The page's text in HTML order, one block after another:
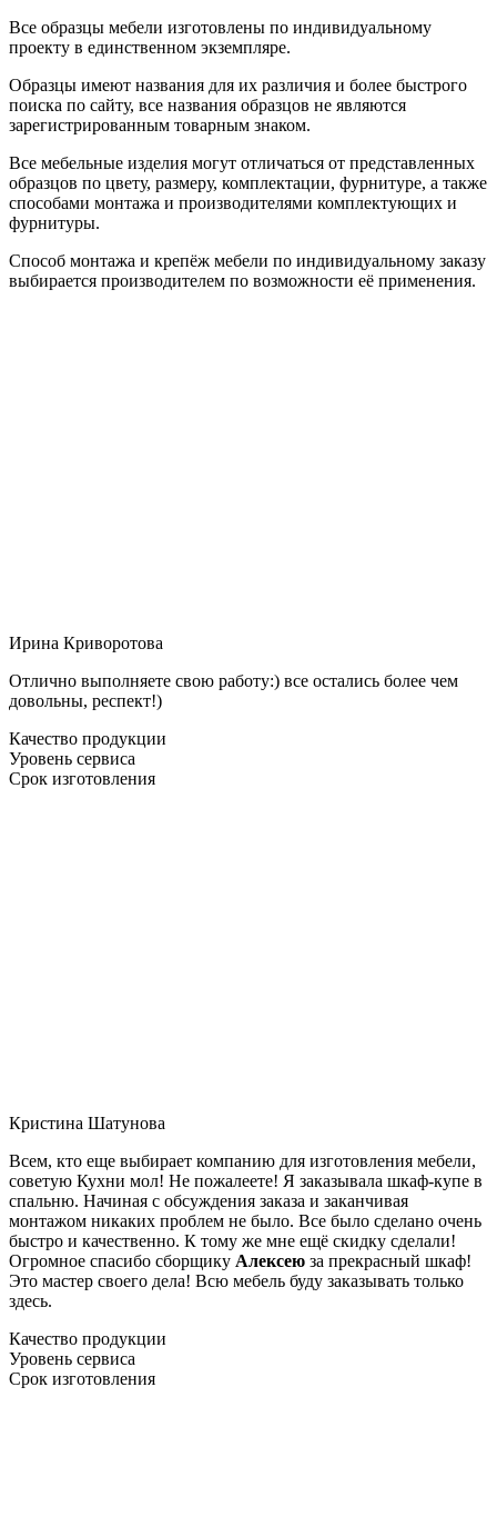
Все образцы мебели изготовлены по индивидуальному
проекту в единственном экземпляре.
Образцы имеют названия для их различия и более быстрого
поиска по сайту, все названия образцов не являются
зарегистрированным товарным знаком.
Все мебельные изделия могут отличаться от представленных
образцов по цвету, размеру, комплектации, фурнитуре, а также
способами монтажа и производителями комплектующих и
фурнитуры.
Способ монтажа и крепёж мебели по индивидуальному заказу
выбирается производителем по возможности её применения.
Ирина Криворотова
Отлично выполняете свою работу:) все остались более чем
довольны, респект!)
Качество продукции
Уровень сервиса
Срок изготовления
Кристина Шатунова
Всем, кто еще выбирает компанию для изготовления мебели,
советую Кухни мол! Не пожалеете! Я заказывала шкаф-купе в
спальню. Начиная с обсуждения заказа и заканчивая
монтажом никаких проблем не было. Все было сделано очень
быстро и качественно. К тому же мне ещё скидку сделали!
Огромное спасибо сборщику Алексею за прекрасный шкаф!
Это мастер своего дела! Всю мебель буду заказывать только
здесь.
Качество продукции
Уровень сервиса
Срок изготовления